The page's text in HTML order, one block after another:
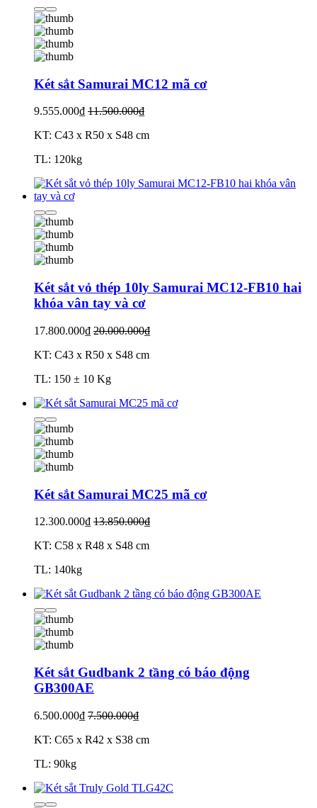
Két sắt Samurai MC12 mã cơ
9.555.000₫ 11.500.000₫
KT: C43 x R50 x S48 cm
TL: 120kg
Két sắt vỏ thép 10ly Samurai MC12-FB10 hai
khóa vân tay và cơ
17.800.000₫ 20.000.000₫
KT: C43 x R50 x S48 cm
TL: 150 ± 10 Kg
Két sắt Samurai MC25 mã cơ
12.300.000₫ 13.850.000₫
KT: C58 x R48 x S48 cm
TL: 140kg
Két sắt Gudbank 2 tầng có báo động
GB300AE
6.500.000₫ 7.500.000₫
KT: C65 x R42 x S38 cm
TL: 90kg